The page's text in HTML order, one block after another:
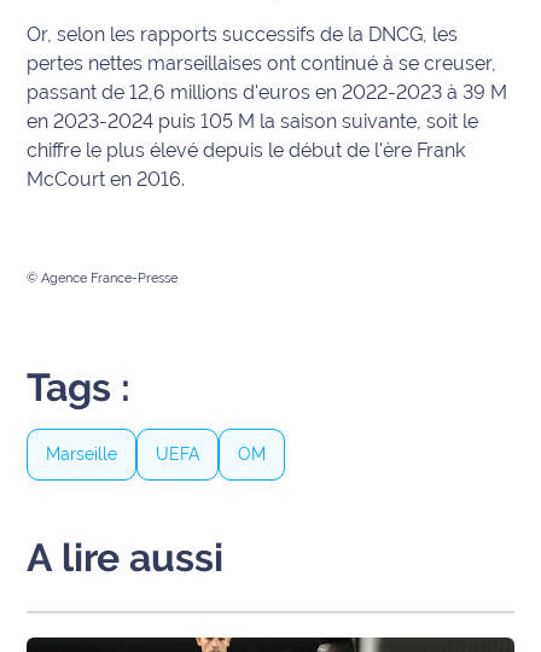
Maritima
Fil
rouge
Maritima
C'est
Les
Maritima
sortie
Nous
contacter
Or, selon les rapports successifs de la DNCG, les
pertes nettes marseillaises ont continué à se creuser,
passant de 12,6 millions d'euros en 2022-2023 à 39 M
en 2023-2024 puis 105 M la saison suivante, soit le
chiffre le plus élevé depuis le début de l'ère Frank
McCourt en 2016.
© Agence France-Presse
Tags :
Marseille UEFA OM
A lire aussi